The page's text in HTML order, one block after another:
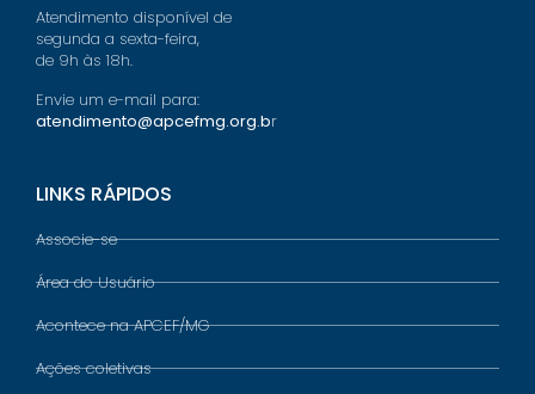
Atendimento disponível de
segunda a sexta-feira,
de 9h às 18h.
Envie um e-mail para:
atendimento@apcefmg.org.br
LINKS RÁPIDOS
Associe-se
Área do Usuário
Acontece na APCEF/MG
Ações coletivas